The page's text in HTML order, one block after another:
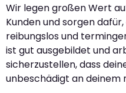
Wir legen großen Wert
Kunden und sorgen
reibungslos und
ist gut ausgebildet und
sicherzustellen, dass
unbeschädigt an deinem